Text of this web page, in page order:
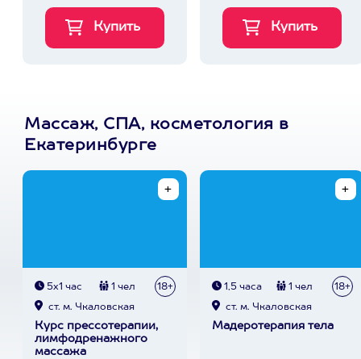
Массаж, СПА, косметология в
Екатеринбурге
5х1 час 1 чел 18+
ст. м. Чкаловская
Курс прессотерапии,
лимфодренажного
массажа
1,5 часа 1 чел 18+
ст. м. Чкаловская
Мадеротерапия тела